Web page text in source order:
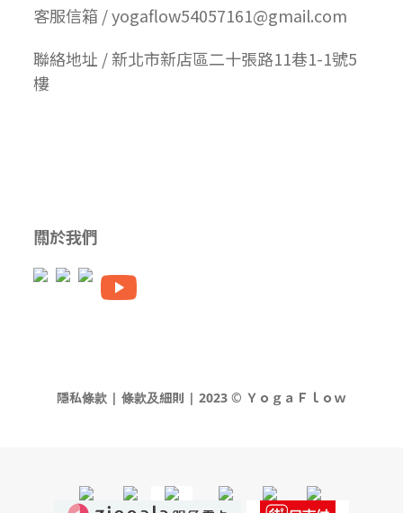
客服信箱 / yogaflow54057161@gmail.com
聯絡地址 / 新北市新店區二十張路11巷1-1號5
樓
關於我們
隱私條款 | 條款及細則 | 2023 © ＹｏｇａＦｌｏｗ